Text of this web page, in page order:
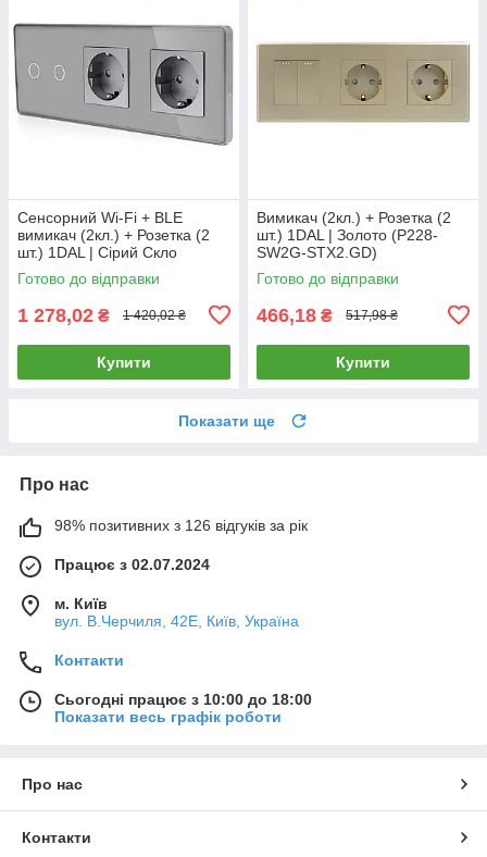
Сенсорний Wi-Fi + BLE
вимикач (2кл.) + Розетка (2
шт.) 1DAL | Сірий Скло
(G228D-SW2G.WF-STX2.GR)
Готово до відправки
1 278,02 ₴ 1 420,02 ₴
Купити
Вимикач (2кл.) + Розетка (2
шт.) 1DAL | Золото (P228-
SW2G-STX2.GD)
Готово до відправки
466,18 ₴ 517,98 ₴
Купити
Показати ще
Про нас
98% позитивних з 126 відгуків за рік
Працює з 02.07.2024
м. Київ
вул. В.Черчиля, 42Е, Київ, Україна
Контакти
Сьогодні працює з 10:00 до 18:00
Показати весь графік роботи
Про нас
Контакти